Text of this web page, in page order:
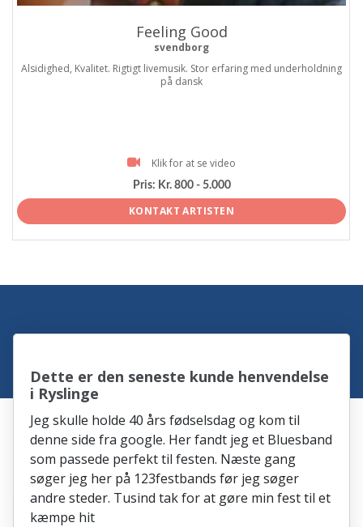
Feeling Good
svendborg
Alsidighed, Kvalitet. Rigtigt livemusik. Stor erfaring med underholdning
på dansk
Klik for at se video
Pris: Kr. 800 - 5.000
KONTAKT ARTISTEN
Dette er den seneste kunde henvendelse
i Ryslinge
Jeg skulle holde 40 års fødselsdag og kom til
denne side fra google. Her fandt jeg et Bluesband
som passede perfekt til festen. Næste gang
søger jeg her på 123festbands før jeg søger
andre steder. Tusind tak for at gøre min fest til et
kæmpe hit